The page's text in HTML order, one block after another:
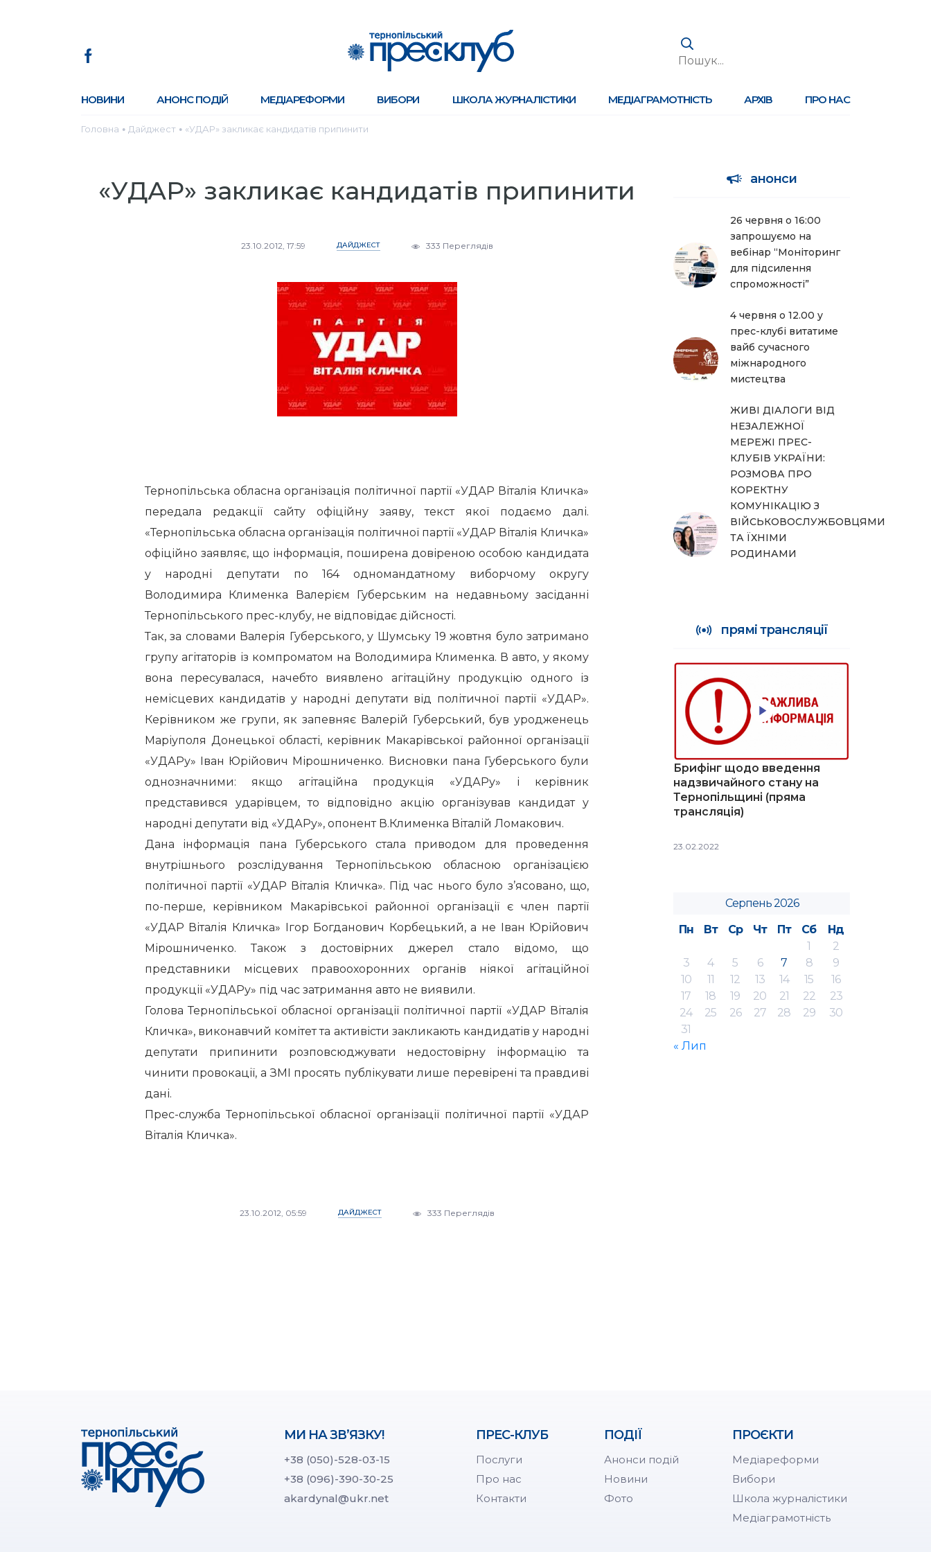
НОВИНИ АНОНС ПОДІЙ МЕДІАРЕФОРМИ ВИБОРИ ШКОЛА ЖУРНАЛІСТИКИ МЕДІАГРАМОТНІСТЬ АРХІВ ПРО НАС
Головна ● Дайджест ● «УДАР» закликає кандидатів припинити
«УДАР» закликає кандидатів припинити
23.10.2012, 17:59 ДАЙДЖЕСТ 333 Переглядів
Тернопільська обласна організація політичної партії «УДАР Віталія Кличка»
передала редакції сайту офіційну заяву, текст якої подаємо далі.
«Тернопільська обласна організація політичної партії «УДАР Віталія Кличка»
офіційно заявляє, що інформація, поширена довіреною особою кандидата
у народні депутати по 164 одномандатному виборчому округу
Володимира Клименка Валерієм Губерським на недавньому засіданні
Тернопільського прес-клубу, не відповідає дійсності.
Так, за словами Валерія Губерського, у Шумську 19 жовтня було затримано
групу агітаторів із компроматом на Володимира Клименка. В авто, у якому
вона пересувалася, начебто виявлено агітаційну продукцію одного із
немісцевих кандидатів у народні депутати від політичної партії «УДАР».
Керівником же групи, як запевняє Валерій Губерський, був уродженець
Маріуполя Донецької області, керівник Макарівської районної організації
«УДАРу» Іван Юрійович Мірошниченко. Висновки пана Губерського були
однозначними: якщо агітаційна продукція «УДАРу» і керівник
представився ударівцем, то відповідно акцію організував кандидат у
народні депутати від «УДАРу», опонент В.Клименка Віталій Ломакович.
Дана інформація пана Губерського стала приводом для проведення
внутрішнього розслідування Тернопільською обласною організацією
політичної партії «УДАР Віталія Кличка». Під час нього було з’ясовано, що,
по-перше, керівником Макарівської районної організації є член партії
«УДАР Віталія Кличка» Ігор Богданович Корбецький, а не Іван Юрійович
Мірошниченко. Також з достовірних джерел стало відомо, що
представники місцевих правоохоронних органів ніякої агітаційної
продукції «УДАРу» під час затримання авто не виявили.
Голова Тернопільської обласної організації політичної партії «УДАР Віталія
Кличка», виконавчий комітет та активісти закликають кандидатів у народні
депутати припинити розповсюджувати недостовірну інформацію та
чинити провокації, а ЗМІ просять публікувати лише перевірені та правдиві
дані.
Прес-служба Тернопільської обласної організації політичної партії «УДАР
Віталія Кличка».
23.10.2012, 05:59 ДАЙДЖЕСТ 333 Переглядів
анонси
26 червня о 16:00
запрошуємо на
вебінар “Моніторинг
для підсилення
спроможності”
4 червня о 12.00 у
прес-клубі витатиме
вайб сучасного
міжнародного
мистецтва
ЖИВІ ДІАЛОГИ ВІД
НЕЗАЛЕЖНОЇ
МЕРЕЖІ ПРЕС-
КЛУБІВ УКРАЇНИ:
РОЗМОВА ПРО
КОРЕКТНУ
КОМУНІКАЦІЮ З
ВІЙСЬКОВОСЛУЖБОВЦЯМИ
ТА ЇХНІМИ
РОДИНАМИ
прямі трансляції
Брифінг щодо введення
надзвичайного стану на
Тернопільщині (пряма
трансляція)
23.02.2022
Серпень 2026
Пн
Вт Ср Чт Пт Сб
Нд
1
2
3
4 5 6 7 8
9
10
11 12 13 14 15
16
17
18 19 20 21 22
23
24
25 26 27 28 29
30
31
« Лип
МИ НА ЗВ’ЯЗКУ!
+38 (050)-528-03-15
+38 (096)-390-30-25
akardynal@ukr.net
ПРЕС-КЛУБ
Послуги
Про нас
Контакти
ПОДІЇ
Анонси подій
Новини
Фото
ПРОЄКТИ
Медіареформи
Вибори
Школа журналістики
Медіаграмотність